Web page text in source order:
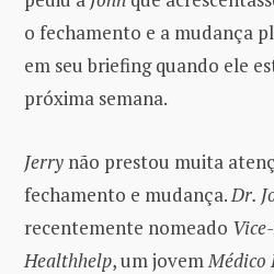
o fechamento e a mudança
em seu briefing quando ele
próxima semana.
Jerry não prestou muita
fechamento e mudança.Dr.
recentemente nomeado
Healthhelp, um jovemMédico